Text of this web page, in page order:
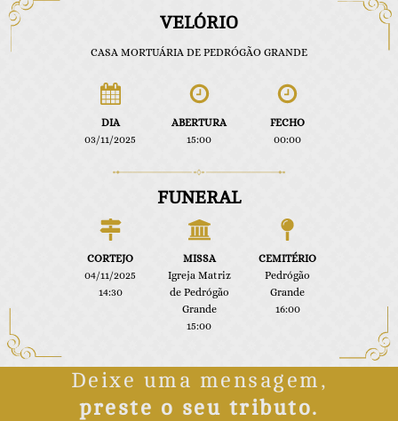
VELÓRIO
CASA MORTUÁRIA DE PEDRÓGÃO GRANDE
DIA
03/11/2025
ABERTURA
15:00
FECHO
00:00
FUNERAL
CORTEJO
04/11/2025
14:30
MISSA
Igreja Matriz
de Pedrógão
Grande
15:00
CEMITÉRIO
Pedrógão
Grande
16:00
Deixe uma mensagem,
preste o seu tributo.